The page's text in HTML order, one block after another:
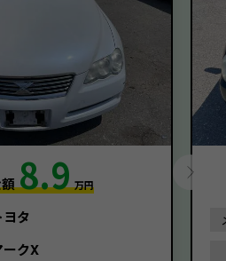
額8.9 万円
ヨタ
ークX